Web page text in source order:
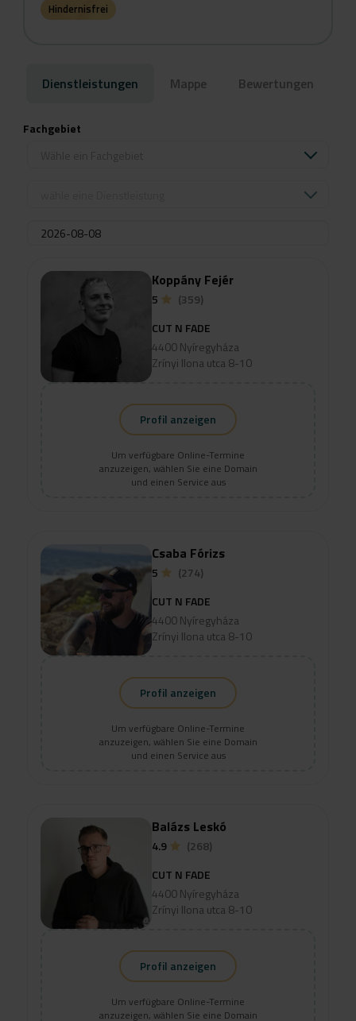
Hindernisfrei
Dienstleistungen Mappe Bewertungen
Fachgebiet
Profil anzeigen
Um verfügbare Online-Termine
anzuzeigen, wählen Sie eine Domain
und einen Service aus
Koppány Fejér
5
(359)
CUT N FADE
4400 Nyíregyháza
Zrínyi Ilona utca 8-10
Profil anzeigen
Um verfügbare Online-Termine
anzuzeigen, wählen Sie eine Domain
und einen Service aus
Csaba Fórizs
5
(274)
CUT N FADE
4400 Nyíregyháza
Zrínyi Ilona utca 8-10
Profil anzeigen
Um verfügbare Online-Termine
anzuzeigen, wählen Sie eine Domain
Balázs Leskó
4.9
(268)
CUT N FADE
4400 Nyíregyháza
Zrínyi Ilona utca 8-10